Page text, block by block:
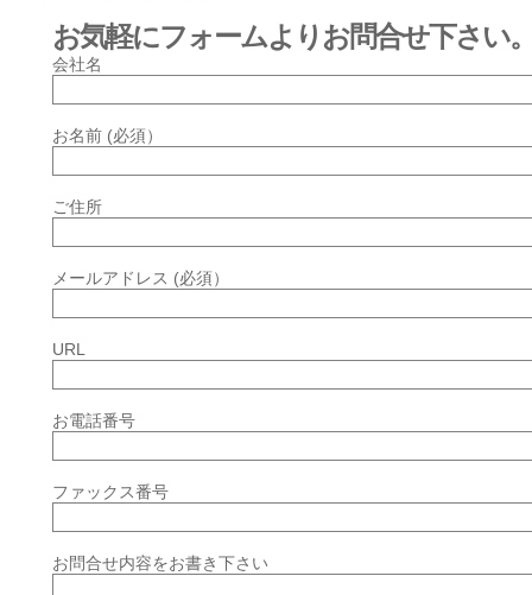
お気軽にフォームよりお問合せ下さい
会社名
お名前 (必須）
ご住所
メールアドレス (必須）
URL
お電話番号
ファックス番号
お問合せ内容をお書き下さい